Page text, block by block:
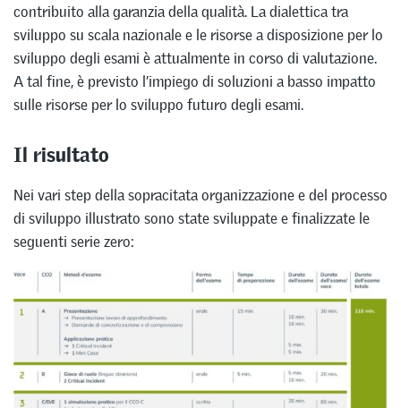
contribuito alla garanzia della qualità. La dialettica tra
sviluppo su scala nazionale e le risorse a disposizione per lo
sviluppo degli esami è attualmente in corso di valutazione.
A tal fine, è previsto l’impiego di soluzioni a basso impatto
sulle risorse per lo sviluppo futuro degli esami.
Il risultato
Nei vari step della sopracitata organizzazione e del processo
di sviluppo illustrato sono state sviluppate e finalizzate le
seguenti serie zero: